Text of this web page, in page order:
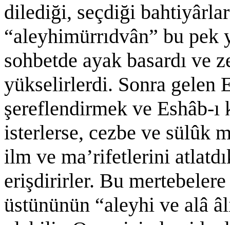
dilediği, seçdiği
“aleyhimürrıdvân” bu
sohbetde ayak basardı ve
yükselirlerdi. Sonra gelen
şereflendirmek ve Eshâb-
isterlerse, cezbe ve sülûk
ilm ve ma’rifetlerini
erişdirirler. Bu
üstününün “aleyhi ve alâ